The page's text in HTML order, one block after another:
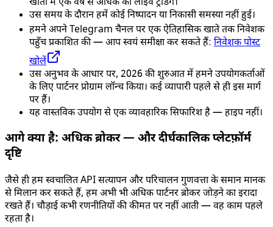
खातों में एक वर्ष से अधिक की लाइव ट्रेडिंग।
उस समय के दौरान हमें कोई निष्पादन या निकासी समस्या नहीं हुई।
हमने अपने Telegram चैनल पर एक ऐतिहासिक खाते तक निवेशक
पहुँच प्रकाशित की — आप स्वयं समीक्षा कर सकते हैं: निवेशक पोस्ट
खोलें
उस अनुभव के आधार पर, 2026 की शुरुआत में हमने उपयोगकर्ताओं
के लिए पार्टनर प्रोग्राम लॉन्च किया। कई व्यापारी पहले से ही इस मार्ग
पर हैं।
यह वास्तविक उपयोग से एक व्यावहारिक सिफारिश है — हाइप नहीं।
आगे क्या है: अधिक ब्रोकर — और दीर्घकालिक प्लेटफ़ॉर्म
दृष्टि
जैसे ही हम स्वचालित API सत्यापन और परिचालन गुणवत्ता के समान मानक
से मिलान कर सकते हैं, हम अभी भी अधिक पार्टनर ब्रोकर जोड़ने का इरादा
रखते हैं। चौड़ाई कभी रणनीतियों की कीमत पर नहीं आती — वह काम पहले
रहता है।